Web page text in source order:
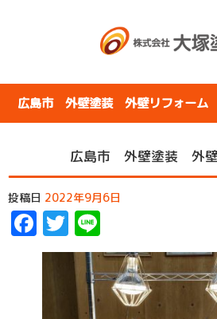
広島市 外壁塗装 外壁リフォーム
広島市 外壁塗装 外壁
投稿日 2022年9月6日
Facebook
Twitter